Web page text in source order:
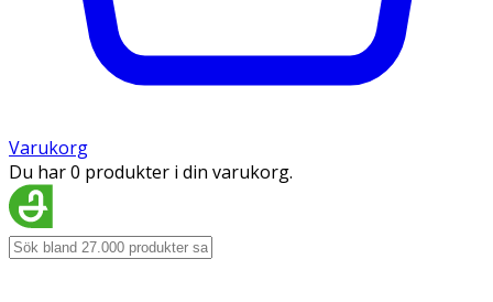
Varukorg
Du har 0 produkter i din varukorg.